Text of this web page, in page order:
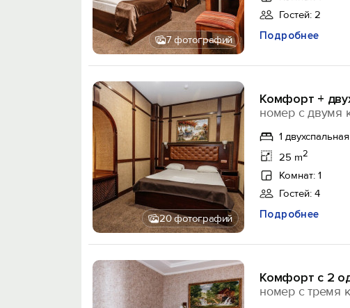
7 фотографий
Гостей: 2
Подробнее
20 фотографий
Комфорт +
номер с двумя
1
25 m2
Комнат: 1
Гостей: 4
Подробнее
Комфорт с 2
номер с тремя